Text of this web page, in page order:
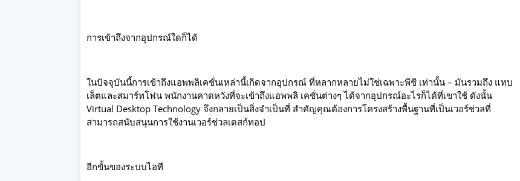
การเข้าถึงจากอุปกรณ์ใดก็ได้
ในปัจจุบันนี้การเข้าถึงแอพพลิเคชั่นเหล่านี้เกิดจากอุปกรณ์ ที่หลากหลายไม่ใช่เฉพาะพีซี เท่านั้น – มันรวมถึง แทบ
เล็ตและสมาร์ทโฟน พนักงานคาดหวังที่จะเข้าถึงแอพพลิ เคชั่นต่างๆ ได้จากอุปกรณ์อะไรก็ได้ที่เขาใช้ ดังนั้น
Virtual Desktop Technology จึงกลายเป็นสิ่งจำเป็นที่ สำคัญคุณต้องการโครงสร้างพื้นฐานที่เป็นเวอร์ช่วลที่
สามารถสนับสนุนการใช้งานเวอร์ช่วลเดสก์ทอป
อีกขั้นของระบบไอที